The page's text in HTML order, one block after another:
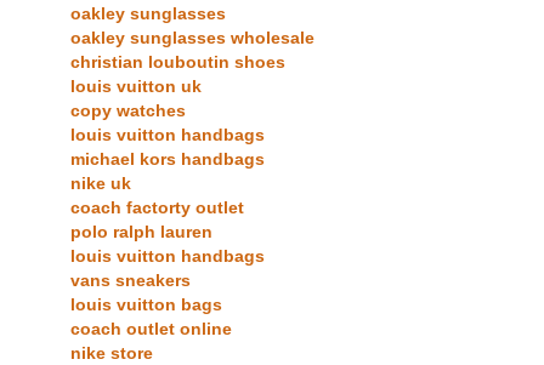
oakley sunglasses
oakley sunglasses wholesale
christian louboutin shoes
louis vuitton uk
copy watches
louis vuitton handbags
michael kors handbags
nike uk
coach factorty outlet
polo ralph lauren
louis vuitton handbags
vans sneakers
louis vuitton bags
coach outlet online
nike store